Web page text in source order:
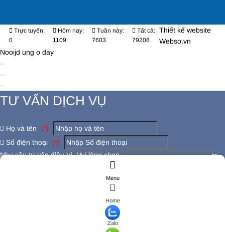
Trực tuyến:
0
Hôm nay:
1109
Tuần này:
7603
Tất cả:
79208
Thiết kế website
Webso.vn
Menu
Home
Zalo
Nooijd ung o day
TƯ VẤN DỊCH VỤ
Họ và tên
(*)
Số điện thoại
(*)
Nhu cầu tư vấn điều trị
Có đang bị các bệnh lý khác không ?